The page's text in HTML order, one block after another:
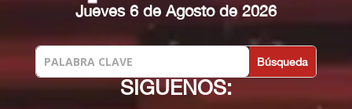
Jueves 6 de Agosto de 2026
SIGUENOS: